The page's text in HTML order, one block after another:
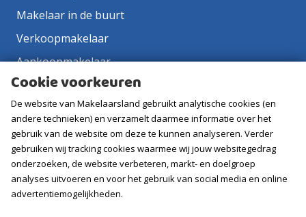
Makelaar in de buurt
Verkoopmakelaar
Aankoopmakelaar
Contact
Vacatures
Volg ons
Cookie voorkeuren
De website van Makelaarsland gebruikt analytische cookies (en
andere technieken) en verzamelt daarmee informatie over het
gebruik van de website om deze te kunnen analyseren. Verder
gebruiken wij tracking cookies waarmee wij jouw websitegedrag
onderzoeken, de website verbeteren, markt- en doelgroep
analyses uitvoeren en voor het gebruik van social media en online
advertentiemogelijkheden.